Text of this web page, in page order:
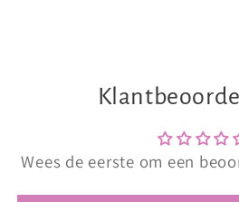
Wees de eerste om een